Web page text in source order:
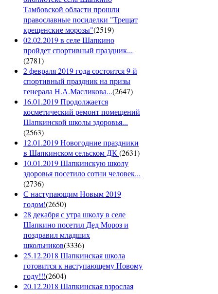
Тамбовской области прошли
православные посиделки "Трещат
крещенские морозы"(2519)
02.02.2019 в селе Шапкино
пройдет спортивный праздник...
(2781)
2 февраля 2019 года состоится 9-й
спортивный праздник на призы
генерала Н.А.Масликова...(2647)
16.01.2019 Продолжается
косметический ремонт помещений
Шапкинской школы здоровья...
(2563)
12.01.2019 Новогодние праздники
в Шапкинском сельском ДК(2631)
10.01.2019 Шапкинскую школу
здоровья посетило сотни человек...
(2736)
С наступающим Новым 2019
годом!(2650)
28 декабря с утра школу в селе
Шапкино посетил Дед Мороз и
поздравил младших
школьников(3336)
25.12.2018 Шапкинская школа
готовится к наступающему Новому
году!!!(2604)
20.12.2018 Шапкинская взрослая